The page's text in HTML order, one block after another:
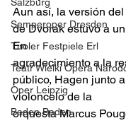
Semperoper Dresden
Tiroler Festpiele Erl
Teatr Wielki Opera
Oper Leipzig
Baden Baden
Aun así, la versión
de Dvorak estuvo a
En
agradecimiento a la
público, Hagen junto
violoncelo de la
orquesta Marcus